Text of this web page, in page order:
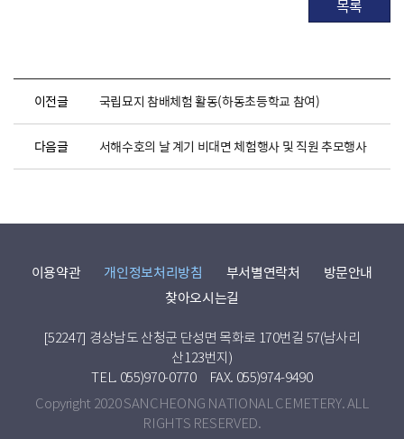
목록
이전글 국립묘지 참배체험 활동(하동초등학교 참여)
다음글 서해수호의 날 계기 비대면 체험행사 및 직원 추모행사
이용약관 개인정보처리방침 부서별연락처
방문안내
찾아오시는길
[52247] 경상남도 산청군 단성면 목화로 170번길 57(남사리
산123번지)
TEL. 055)970-0770
FAX. 055)974-9490
Copyright 2020 SANCHEONG NATIONAL CEMETERY. ALL
RIGHTS RESERVED.